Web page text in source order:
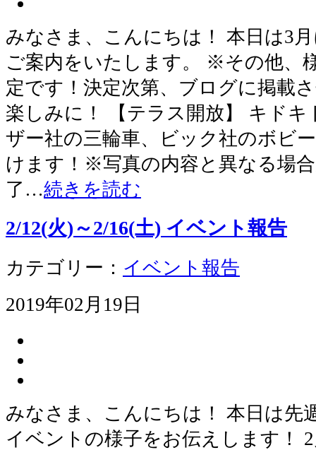
みなさま、こんにちは！ 本日は3
ご案内をいたします。 ※その他、
定です！決定次第、ブログに掲載
楽しみに！ 【テラス開放】 キド
ザー社の三輪車、ビック社のボビ
けます！※写真の内容と異なる場
了…続きを読む
2/12(火)～2/16(土) イベント報告
カテゴリー： イベント報告
2019年02月19日
みなさま、こんにちは！ 本日は先
イベントの様子をお伝えします！